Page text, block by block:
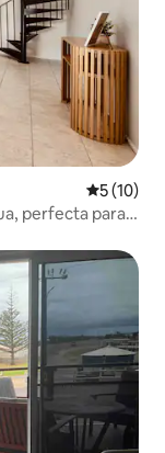
5 (10)
perfecta para